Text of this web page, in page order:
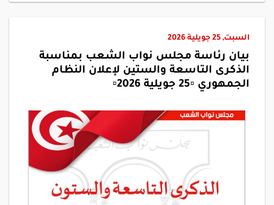
السبت, 25 جويلية 2026
بيان رئاسة مجلس نواب الشعب بمناسبة
الذكرى التاسعة والستين لإعلان النظام
الجمهوري ▫️25 جويلية 2026▫️